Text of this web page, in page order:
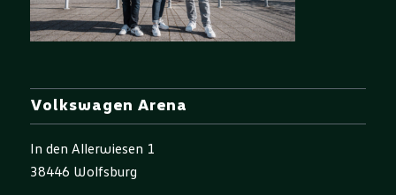
Volkswagen Arena
In den Allerwiesen 1
38446 Wolfsburg